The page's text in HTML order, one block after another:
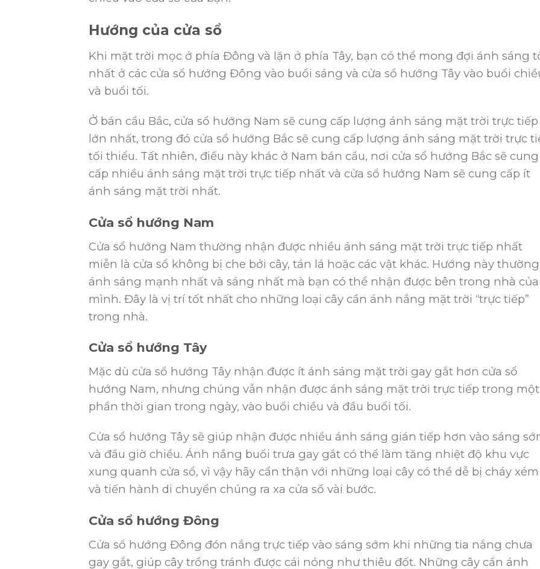
Hướng của cửa sổ
Khi mặt trời mọc ở phía Đông và lặn ở phía Tây, bạn có thể mong đợi ánh sáng
nhất ở các cửa sổ hướng Đông vào buổi sáng và cửa sổ hướng Tây vào buổi
và buổi tối.
Ở bán cầu Bắc, cửa sổ hướng Nam sẽ cung cấp lượng ánh sáng mặt trời trực tiếp
lớn nhất, trong đó cửa sổ hướng Bắc sẽ cung cấp lượng ánh sáng mặt trời trực
tối thiểu. Tất nhiên, điều này khác ở Nam bán cầu, nơi cửa sổ hướng Bắc sẽ cung
cấp nhiều ánh sáng mặt trời trực tiếp nhất và cửa sổ hướng Nam sẽ cung cấp ít
ánh sáng mặt trời nhất.
Cửa sổ hướng Nam
Cửa sổ hướng Nam thường nhận được nhiều ánh sáng mặt trời trực tiếp nhất
miễn là cửa sổ không bị che bởi cây, tán lá hoặc các vật khác. Hướng này
ánh sáng mạnh nhất và sáng nhất mà bạn có thể nhận được bên trong nhà của
mình. Đây là vị trí tốt nhất cho những loại cây cần ánh nắng mặt trời “trực tiếp”
trong nhà.
Cửa sổ hướng Tây
Mặc dù cửa sổ hướng Tây nhận được ít ánh sáng mặt trời gay gắt hơn cửa sổ
hướng Nam, nhưng chúng vẫn nhận được ánh sáng mặt trời trực tiếp trong một
phần thời gian trong ngày, vào buổi chiều và đầu buổi tối.
Cửa sổ hướng Tây sẽ giúp nhận được nhiều ánh sáng gián tiếp hơn vào sáng
và đầu giờ chiều. Ánh nắng buổi trưa gay gắt có thể làm tăng nhiệt độ khu vực
xung quanh cửa sổ, vì vậy hãy cẩn thận với những loại cây có thể dễ bị cháy xém
và tiến hành di chuyển chúng ra xa cửa sổ vài bước.
Cửa sổ hướng Đông
Cửa sổ hướng Đông đón nắng trực tiếp vào sáng sớm khi những tia nắng chưa
gay gắt, giúp cây trồng tránh được cái nóng như thiêu đốt. Những cây cần ánh